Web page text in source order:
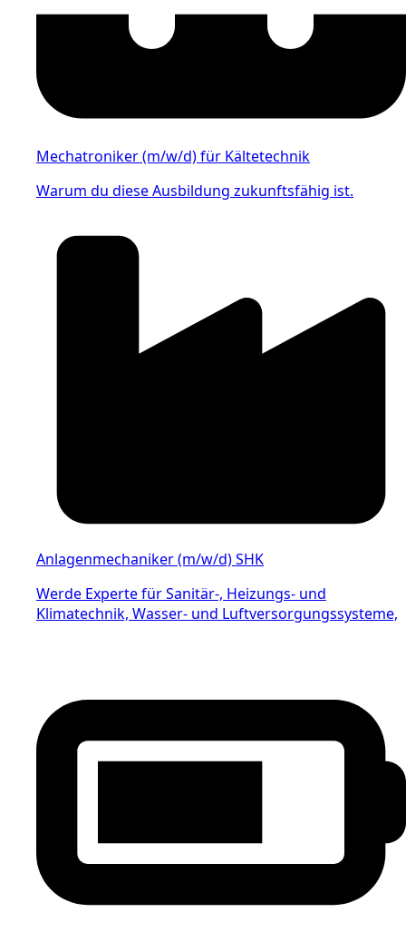
Mechatroniker (m/w/d) für Kältetechnik
Warum du diese Ausbildung zukunftsfähig ist.
Anlagenmechaniker (m/w/d) SHK
Werde Experte für Sanitär-, Heizungs- und
Klimatechnik, Wasser- und Luftversorgungssysteme,